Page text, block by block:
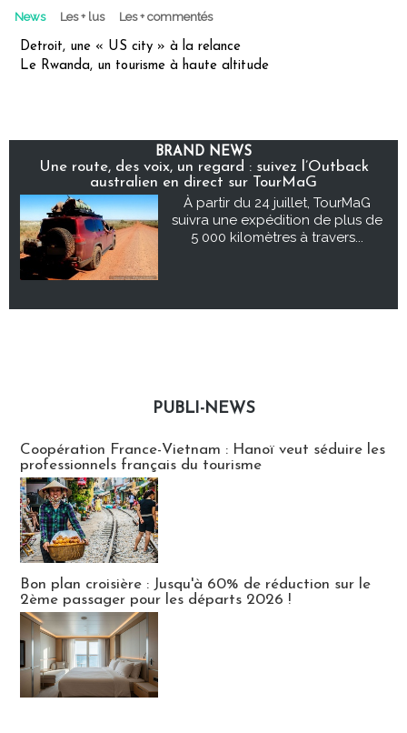
News Les + lus Les + commentés
Detroit, une « US city » à la relance
Le Rwanda, un tourisme à haute altitude
BRAND NEWS
Une route, des voix, un regard : suivez l’Outback
australien en direct sur TourMaG
À partir du 24 juillet, TourMaG
suivra une expédition de plus de
5 000 kilomètres à travers...
PUBLI-NEWS
Coopération France-Vietnam : Hanoï veut séduire les
professionnels français du tourisme
Bon plan croisière : Jusqu'à 60% de réduction sur le
2ème passager pour les départs 2026 !